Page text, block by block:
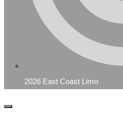
2026 East Coast Limo